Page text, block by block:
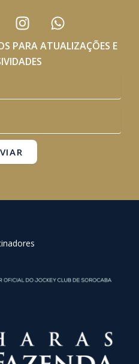
I
n
s
t
r
m
W
h
a
p
PARA ATUALIZAÇÕES E